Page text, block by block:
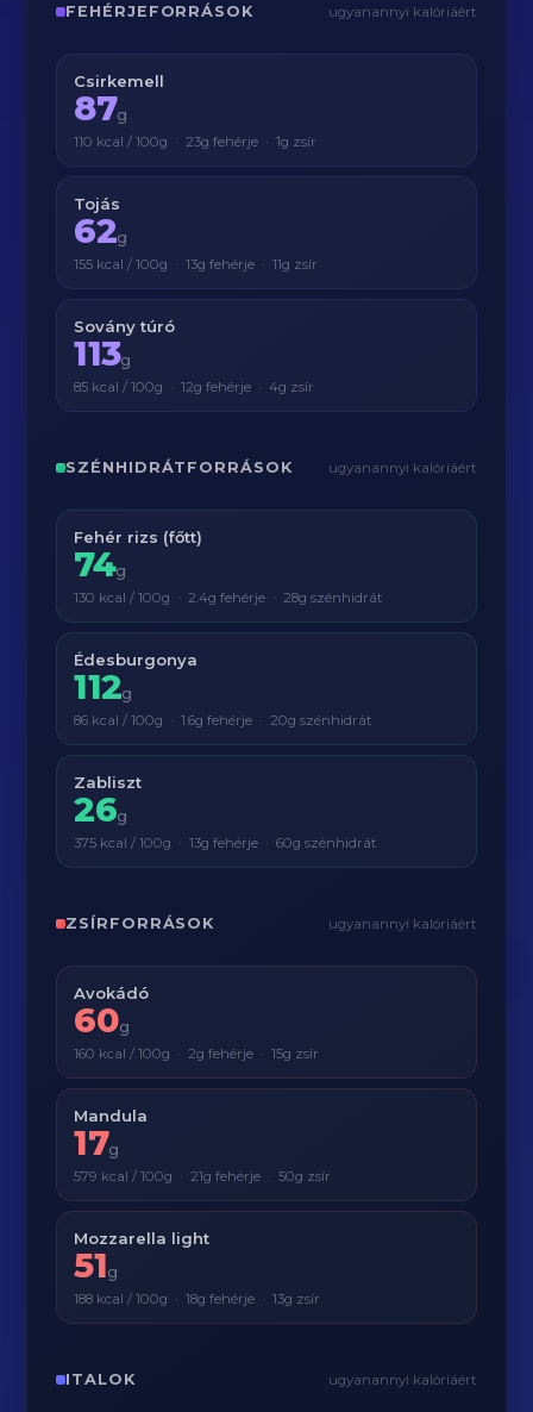
FEHÉRJEFORRÁSOK ugyanannyi kalóriáért
Csirkemell
87g
110 kcal / 100g · 23g fehérje · 1g zsír
Tojás
62g
155 kcal / 100g · 13g fehérje · 11g zsír
Sovány túró
113g
85 kcal / 100g · 12g fehérje · 4g zsír
SZÉNHIDRÁTFORRÁSOK ugyanannyi kalóriáért
Fehér rizs (főtt)
74g
130 kcal / 100g · 2.4g fehérje · 28g szénhidrát
Édesburgonya
112g
86 kcal / 100g · 1.6g fehérje · 20g szénhidrát
Zabliszt
26g
375 kcal / 100g · 13g fehérje · 60g szénhidrát
ZSÍRFORRÁSOK ugyanannyi kalóriáért
Avokádó
60g
160 kcal / 100g · 2g fehérje · 15g zsír
Mandula
17g
579 kcal / 100g · 21g fehérje · 50g zsír
Mozzarella light
51g
188 kcal / 100g · 18g fehérje · 13g zsír
ITALOK ugyanannyi kalóriáért